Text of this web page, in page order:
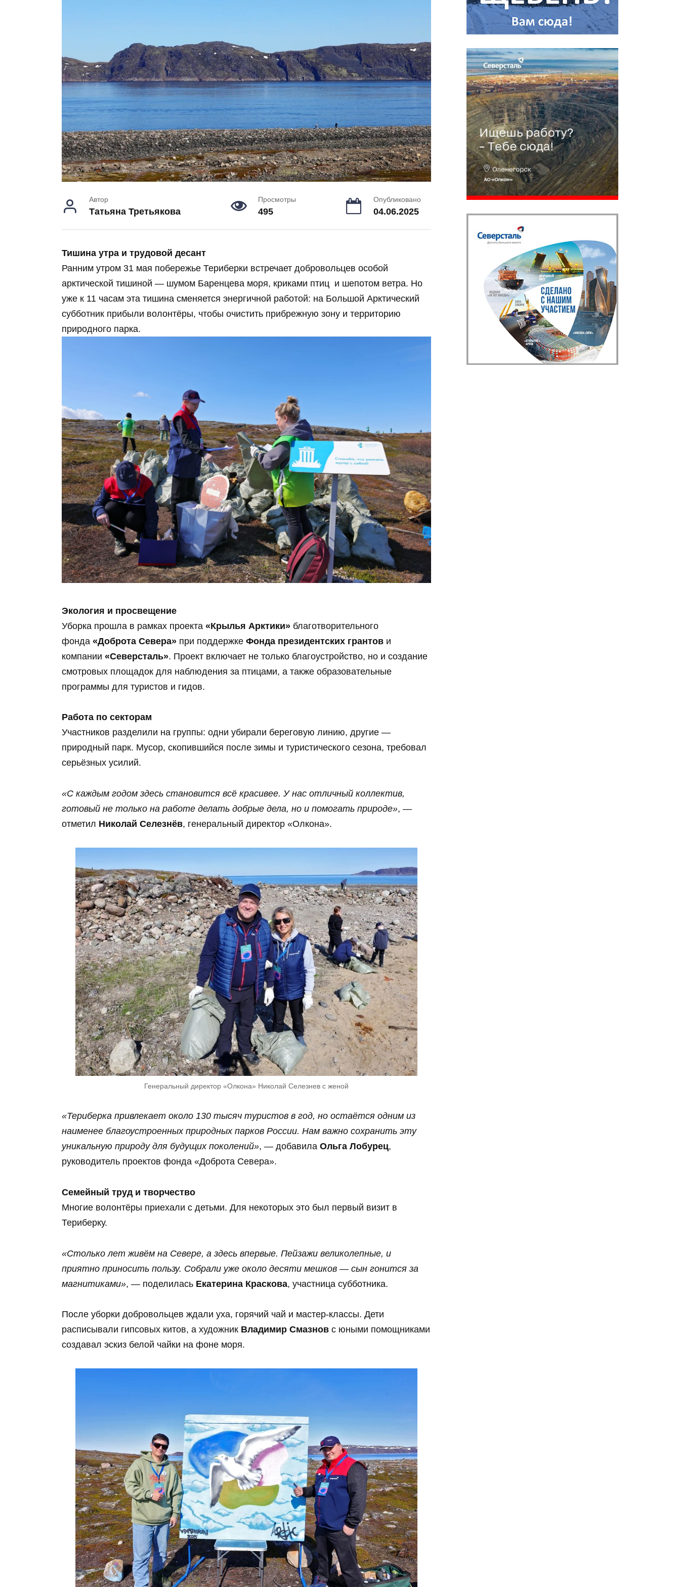
Автор
Татьяна Третьякова
Просмотры
495
Опубликовано
04.06.2025
Тишина утра и трудовой десант
Ранним утром 31 мая побережье Териберки встречает добровольцев особой
арктической тишиной — шумом Баренцева моря, криками птиц и шепотом ветра. Но
уже к 11 часам эта тишина сменяется энергичной работой: на Большой Арктический
субботник прибыли волонтёры, чтобы очистить прибрежную зону и территорию
природного парка.
Экология и просвещение
Уборка прошла в рамках проекта «Крылья Арктики» благотворительного
фонда «Доброта Севера» при поддержке Фонда президентских грантов и
компании «Северсталь». Проект включает не только благоустройство, но и создание
смотровых площадок для наблюдения за птицами, а также образовательные
программы для туристов и гидов.
Работа по секторам
Участников разделили на группы: одни убирали береговую линию, другие —
природный парк. Мусор, скопившийся после зимы и туристического сезона, требовал
серьёзных усилий.
«С каждым годом здесь становится всё красивее. У нас отличный коллектив,
готовый не только на работе делать добрые дела, но и помогать природе», —
отметил Николай Селезнёв, генеральный директор «Олкона».
Генеральный директор «Олкона» Николай Селезнев с женой
«Териберка привлекает около 130 тысяч туристов в год, но остаётся одним из
наименее благоустроенных природных парков России. Нам важно сохранить эту
уникальную природу для будущих поколений», — добавила Ольга Лобурец,
руководитель проектов фонда «Доброта Севера».
Семейный труд и творчество
Многие волонтёры приехали с детьми. Для некоторых это был первый визит в
Териберку.
«Столько лет живём на Севере, а здесь впервые. Пейзажи великолепные, и
приятно приносить пользу. Собрали уже около десяти мешков — сын гонится за
магнитиками», — поделилась Екатерина Краскова, участница субботника.
После уборки добровольцев ждали уха, горячий чай и мастер-классы. Дети
расписывали гипсовых китов, а художник Владимир Смазнов с юными помощниками
создавал эскиз белой чайки на фоне моря.